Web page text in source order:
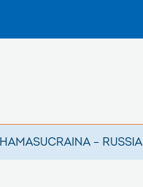
UCRAINA – RUSSIA